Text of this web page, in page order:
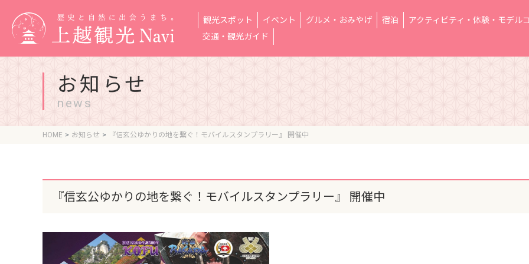
観光スポット イベント グルメ・おみやげ 宿泊
アクティビティ・体験・モデル
交通・観光ガイド
お知らせ
news
HOME お知らせ 『信玄公ゆかりの地を繋ぐ！モバイルスタンプラリー』 開催中
『信玄公ゆかりの地を繋ぐ！モバイルスタンプラリー』 開催中